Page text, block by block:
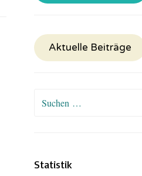
Aktuelle Beiträge
Suchen
Statistik